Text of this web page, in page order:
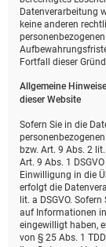
Datenverarbeitung
keine anderen
Fortfall dieser
Allgemeine
dieser Website
Sofern Sie in die
bzw. Art. 9 Abs. 2
Art. 9 Abs. 1
Einwilligung in die
erfolgt die
lit. a DSGVO.
auf Informationen
eingewilligt haben,
von § 25 Abs. 1